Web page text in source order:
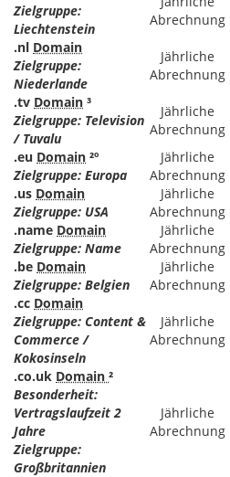
Zielgruppe:
Liechtenstein
Abrechnung
.nl Domain
Zielgruppe:
Niederlande
Jährliche
Abrechnung
.tv Domain ³
Zielgruppe: Television
/ Tuvalu
Jährliche
Abrechnung
.eu Domain ²º
Zielgruppe: Europa
Jährliche
Abrechnung
.us Domain
Zielgruppe: USA
Jährliche
Abrechnung
.name Domain
Zielgruppe: Name
Jährliche
Abrechnung
.be Domain
Zielgruppe: Belgien
Jährliche
Abrechnung
.cc Domain
Zielgruppe: Content &
Commerce /
Kokosinseln
Jährliche
Abrechnung
.co.uk Domain ²
Besonderheit:
Vertragslaufzeit 2
Jahre
Zielgruppe:
Großbritannien
Jährliche
Abrechnung